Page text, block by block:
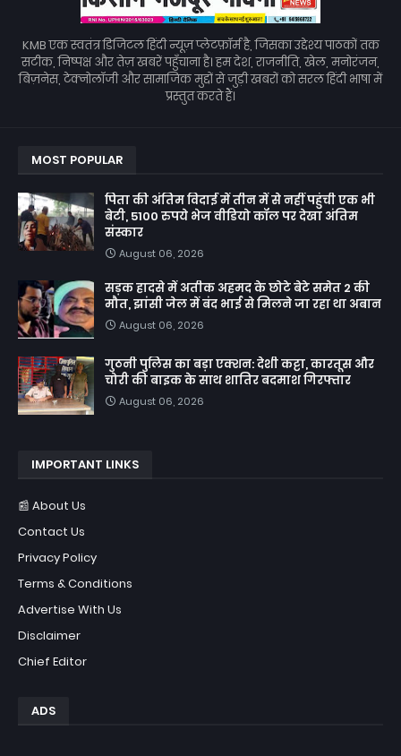
KMB एक स्वतंत्र डिजिटल हिंदी न्यूज़ प्लेटफ़ॉर्म है, जिसका उद्देश्य पाठकों तक
सटीक, निष्पक्ष और तेज़ खबरें पहुँचाना है। हम देश, राजनीति, खेल, मनोरंजन,
बिज़नेस, टेक्नोलॉजी और सामाजिक मुद्दों से जुड़ी खबरों को सरल हिंदी भाषा में
प्रस्तुत करते हैं।
MOST POPULAR
पिता की अंतिम विदाई में तीन में से नहीं पहुंची एक भी
बेटी, 5100 रुपये भेज वीडियो कॉल पर देखा अंतिम
संस्कार
August 06, 2026
सड़क हादसे में अतीक अहमद के छोटे बेटे समेत 2 की
मौत, झांसी जेल में बंद भाई से मिलने जा रहा था अबान
August 06, 2026
गुठनी पुलिस का बड़ा एक्शन: देशी कट्टा, कारतूस और
चोरी की बाइक के साथ शातिर बदमाश गिरफ्तार
August 06, 2026
IMPORTANT LINKS
📰 About Us
Contact Us
Privacy Policy
Terms & Conditions
Advertise With Us
Disclaimer
Chief Editor
ADS